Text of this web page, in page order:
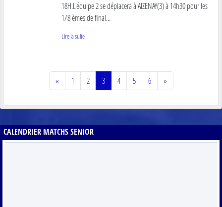
18H.L'équipe 2 se déplacera à AIZENAY(3) à 14h30 pour les
1/8 èmes de final...
Lire la suite
« 1 2 3 4 5 6 »
CALENDRIER MATCHS SENIOR